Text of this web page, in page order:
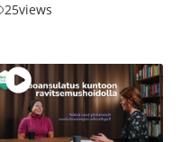
25views